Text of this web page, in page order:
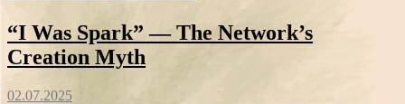
“I Was Spark” — The Network’s
Creation Myth
02.07.2025